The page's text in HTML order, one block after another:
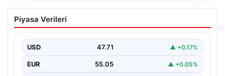
Yangın Söndürme Görevinden Dönen 4
Uçak Türkiye’ye Geldi
Akdeniz ülkelerini etkisi altına alan orman yangınlarıyla
mücadele…
Piyasa Verileri
USD 47.71 ▲ +0.17%
EUR 55.05 ▲ +0.05%